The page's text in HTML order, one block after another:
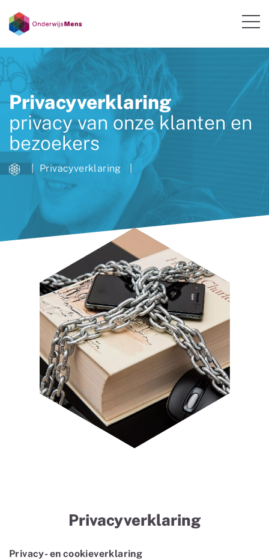
Privacyverklaring
privacy van onze klanten en
bezoekers
Privacyverklaring
Privacyverklaring
Privacy- en cookieverklaring